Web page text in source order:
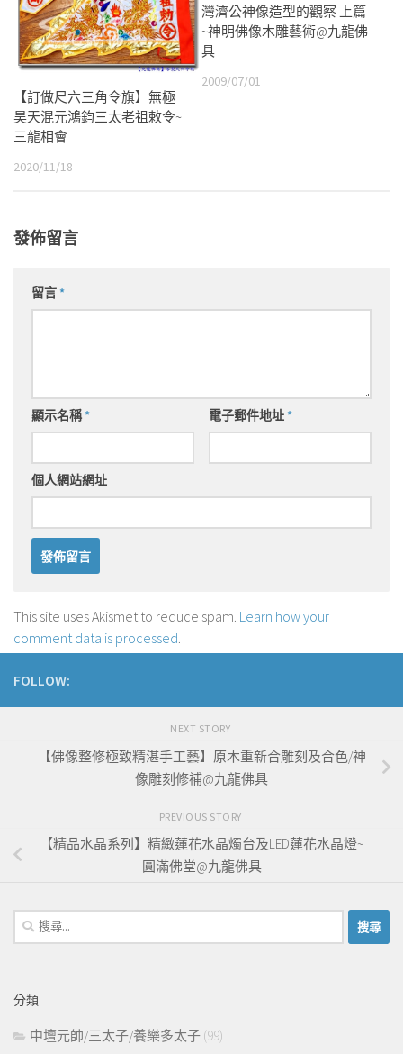
【訂做尺六三角令旗】無極
昊天混元鴻鈞三太老祖敕令~
三龍相會
2020/11/18
灣濟公神像造型的觀察 上篇
~神明佛像木雕藝術@九龍佛
具
2009/07/01
發佈留言
留言*
顯示名稱* 電子郵件地址*
個人網站網址
This site uses Akismet to reduce spam. Learn how your
comment data is processed
FOLLOW:
NEXT STORY
【佛像整修極致精湛手工藝】原木重新合雕刻及合色/神
像雕刻修補@九龍佛具
PREVIOUS STORY
【精品水晶系列】精緻蓮花水晶燭台及LED蓮花水晶燈~
圓滿佛堂@九龍佛具
搜
尋
字:
分類
中壇元帥/三太子/養樂多太子 (99)